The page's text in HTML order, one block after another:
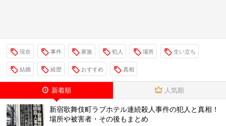
現在 事件 家族 犯人 場所 生い立ち
結婚 経歴 おすすめ 真相
新着順 人気順
新宿歌舞伎町ラブホテル連続殺人事件の犯人と真相！
場所や被害者・その後もまとめ